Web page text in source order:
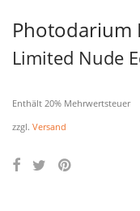
Photodarium
Limited Nude
Enthält 20% Mehrwertsteuer
zzgl. Versand